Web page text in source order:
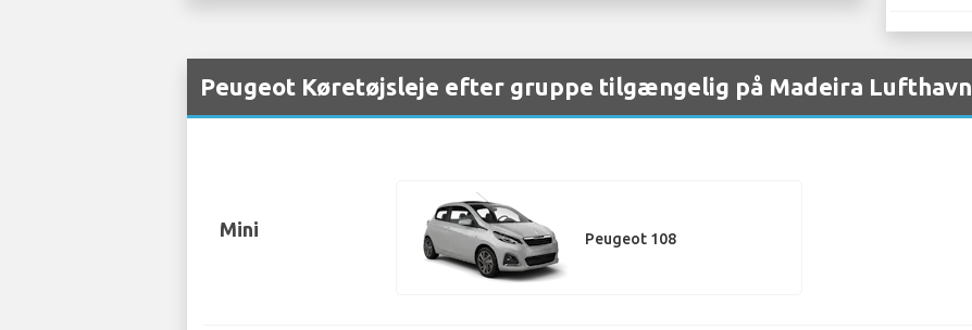
Peugeot Køretøjsleje efter gruppe tilgængelig på Madeira Lufthavn
Mini Peugeot 108